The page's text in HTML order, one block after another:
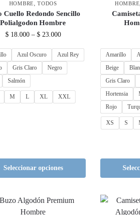
HOMBRE ,TODOS
Cuello Redondo Sencillo
Polialgodon Hombre
$18.000 – $23.000
Azul Oscuro
Azul Rey
Gris Claro
Negro
Salmón
M L XL XXL
Seleccionar opciones
HOMBRE
Amarillo
Beige
Gris Claro
Hortensia
Rojo
XS S